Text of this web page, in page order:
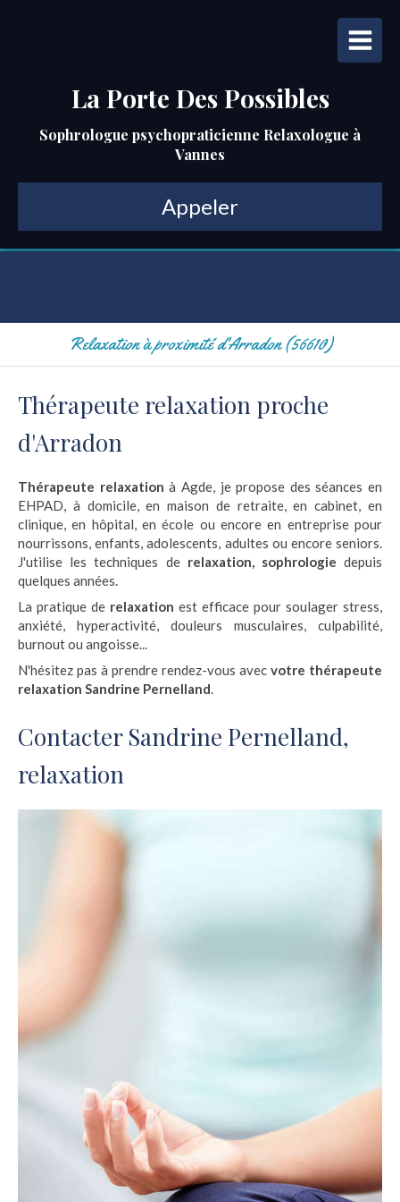
La Porte Des Possibles
Sophrologue psychopraticienne Relaxologue à
Vannes
Appeler
Relaxation à proximité d'Arradon (56610)
Thérapeute relaxation proche
d'Arradon
Thérapeute relaxation à Agde, je propose des séances en
EHPAD, à domicile, en maison de retraite, en cabinet, en
clinique, en hôpital, en école ou encore en entreprise pour
nourrissons, enfants, adolescents, adultes ou encore seniors.
J'utilise les techniques de relaxation, sophrologie depuis
quelques années.
La pratique de relaxation est efficace pour soulager stress,
anxiété, hyperactivité, douleurs musculaires, culpabilité,
burnout ou angoisse...
N'hésitez pas à prendre rendez-vous avec votre thérapeute
relaxation Sandrine Pernelland.
Contacter Sandrine Pernelland,
relaxation